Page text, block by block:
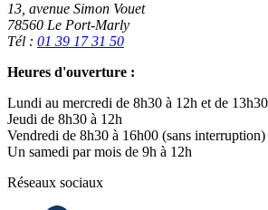
13, avenue Simon Vouet
78560 Le Port-Marly
Tél : 01 39 17 31 50
Heures d'ouverture :
Lundi au mercredi de 8h30 à 12h et de
Jeudi de 8h30 à 12h
Vendredi de 8h30 à 16h00 (sans interruption)
Un samedi par mois de 9h à 12h
Réseaux sociaux